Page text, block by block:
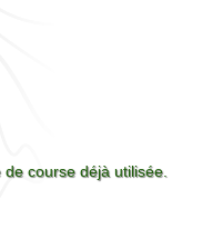
course déjà utilisée.